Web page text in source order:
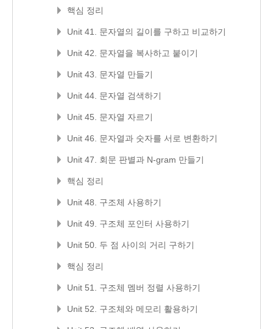
핵심 정리
Unit 41. 문자열의 길이를 구하고 비교하기
Unit 42. 문자열을 복사하고 붙이기
Unit 43. 문자열 만들기
Unit 44. 문자열 검색하기
Unit 45. 문자열 자르기
Unit 46. 문자열과 숫자를 서로 변환하기
Unit 47. 회문 판별과 N-gram 만들기
핵심 정리
Unit 48. 구조체 사용하기
Unit 49. 구조체 포인터 사용하기
Unit 50. 두 점 사이의 거리 구하기
핵심 정리
Unit 51. 구조체 멤버 정렬 사용하기
Unit 52. 구조체와 메모리 활용하기